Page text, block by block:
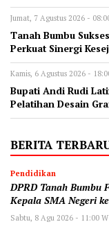
Jumat, 7 Agustus 2026 -
Tanah Bumbu
Perkuat Sinergi
Kamis, 6 Agustus 2026 -
Bupati Andi Rudi
Pelatihan Desain
BERITA
Pendidikan
DPRD Tanah Bumbu
Kepala SMA Negeri
Sabtu, 8 Agu 2026 - 11:00